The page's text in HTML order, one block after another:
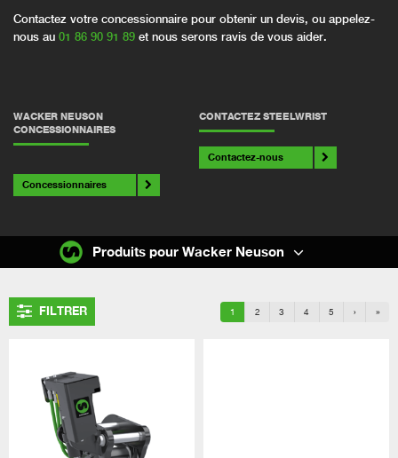
Contactez votre concessionnaire pour obtenir un devis, ou appelez-
nous au 01 86 90 91 89 et nous serons ravis de vous aider.
WACKER NEUSON
CONCESSIONNAIRES
Concessionnaires
CONTACTEZ STEELWRIST
Contactez-nous
FILTRER 1 2 3 4 5 › »
Produits pour Wacker Neuson